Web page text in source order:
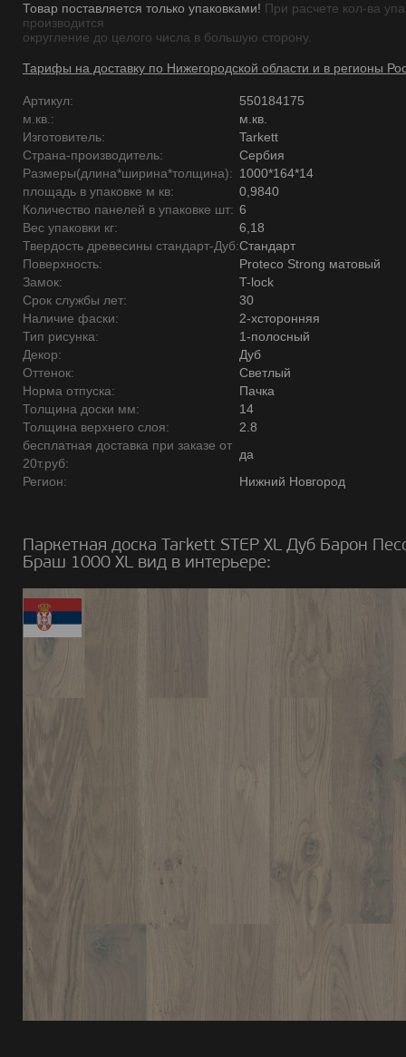
Товар поставляется только упаковками! При расчете кол-ва
производится
округление до целого числа в большую сторону.
Тарифы на доставку по Нижегородской области и в регионы
Артикул:
550184175
м.кв.:
м.кв.
Изготовитель:
Tarkett
Страна-производитель:
Сербия
Размеры(длина*ширина*толщина): 1000*164*14
площадь в упаковке м кв:
0,9840
Количество панелей в упаковке шт: 6
Вес упаковки кг:
6,18
Твердость древесины стандарт-Дуб:Стандарт
Поверхность:
Proteco Strong матовый
Замок:
T-lock
Срок службы лет:
30
Наличие фаски:
2-хсторонняя
Тип рисунка:
1-полосный
Декор:
Дуб
Оттенок:
Светлый
Норма отпуска:
Пачка
Толщина доски мм:
14
Толщина верхнего слоя:
2.8
бесплатная доставка при заказе от
20т.руб:
да
Регион:
Нижний Новгород
Паркетная доска Tarkett STEP XL Дуб Барон
Браш 1000 ХL вид в интерьере: